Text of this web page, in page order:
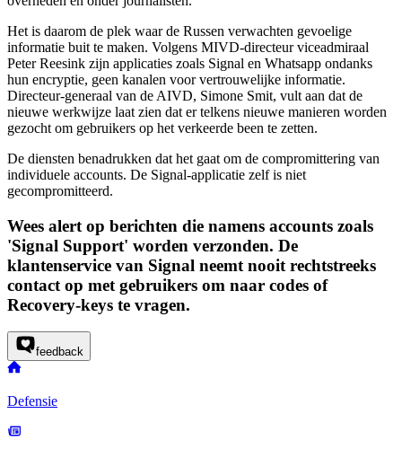
Het is daarom de plek waar de Russen verwachten gevoelige
informatie buit te maken. Volgens MIVD-directeur viceadmiraal
Peter Reesink zijn applicaties zoals Signal en Whatsapp ondanks
hun encryptie, geen kanalen voor vertrouwelijke informatie.
Directeur-generaal van de AIVD, Simone Smit, vult aan dat de
nieuwe werkwijze laat zien dat er telkens nieuwe manieren worden
gezocht om gebruikers op het verkeerde been te zetten.
De diensten benadrukken dat het gaat om de compromittering van
individuele accounts. De Signal-applicatie zelf is niet
gecompromitteerd.
Wees alert op berichten die namens accounts zoals
'Signal Support' worden verzonden. De
klantenservice van Signal neemt nooit rechtstreeks
contact op met gebruikers om naar codes of
Recovery-keys te vragen.
feedback
Defensie